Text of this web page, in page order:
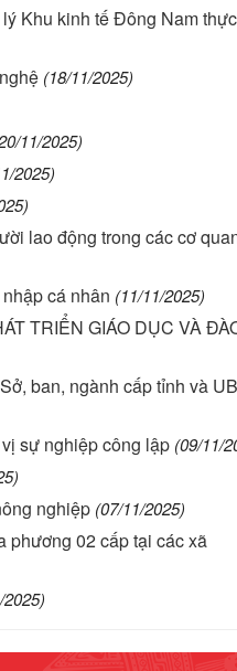
Khu kinh tế Đông Nam
(18/11/2025)
11/2025)
2025)
lao động trong các cơ
cá nhân (11/11/2025)
TRIỂN GIÁO DỤC VÀ
ban, ngành cấp tỉnh và
sự nghiệp công lập (09/11/
nghiệp (07/11/2025)
phương 02 cấp tại các xã